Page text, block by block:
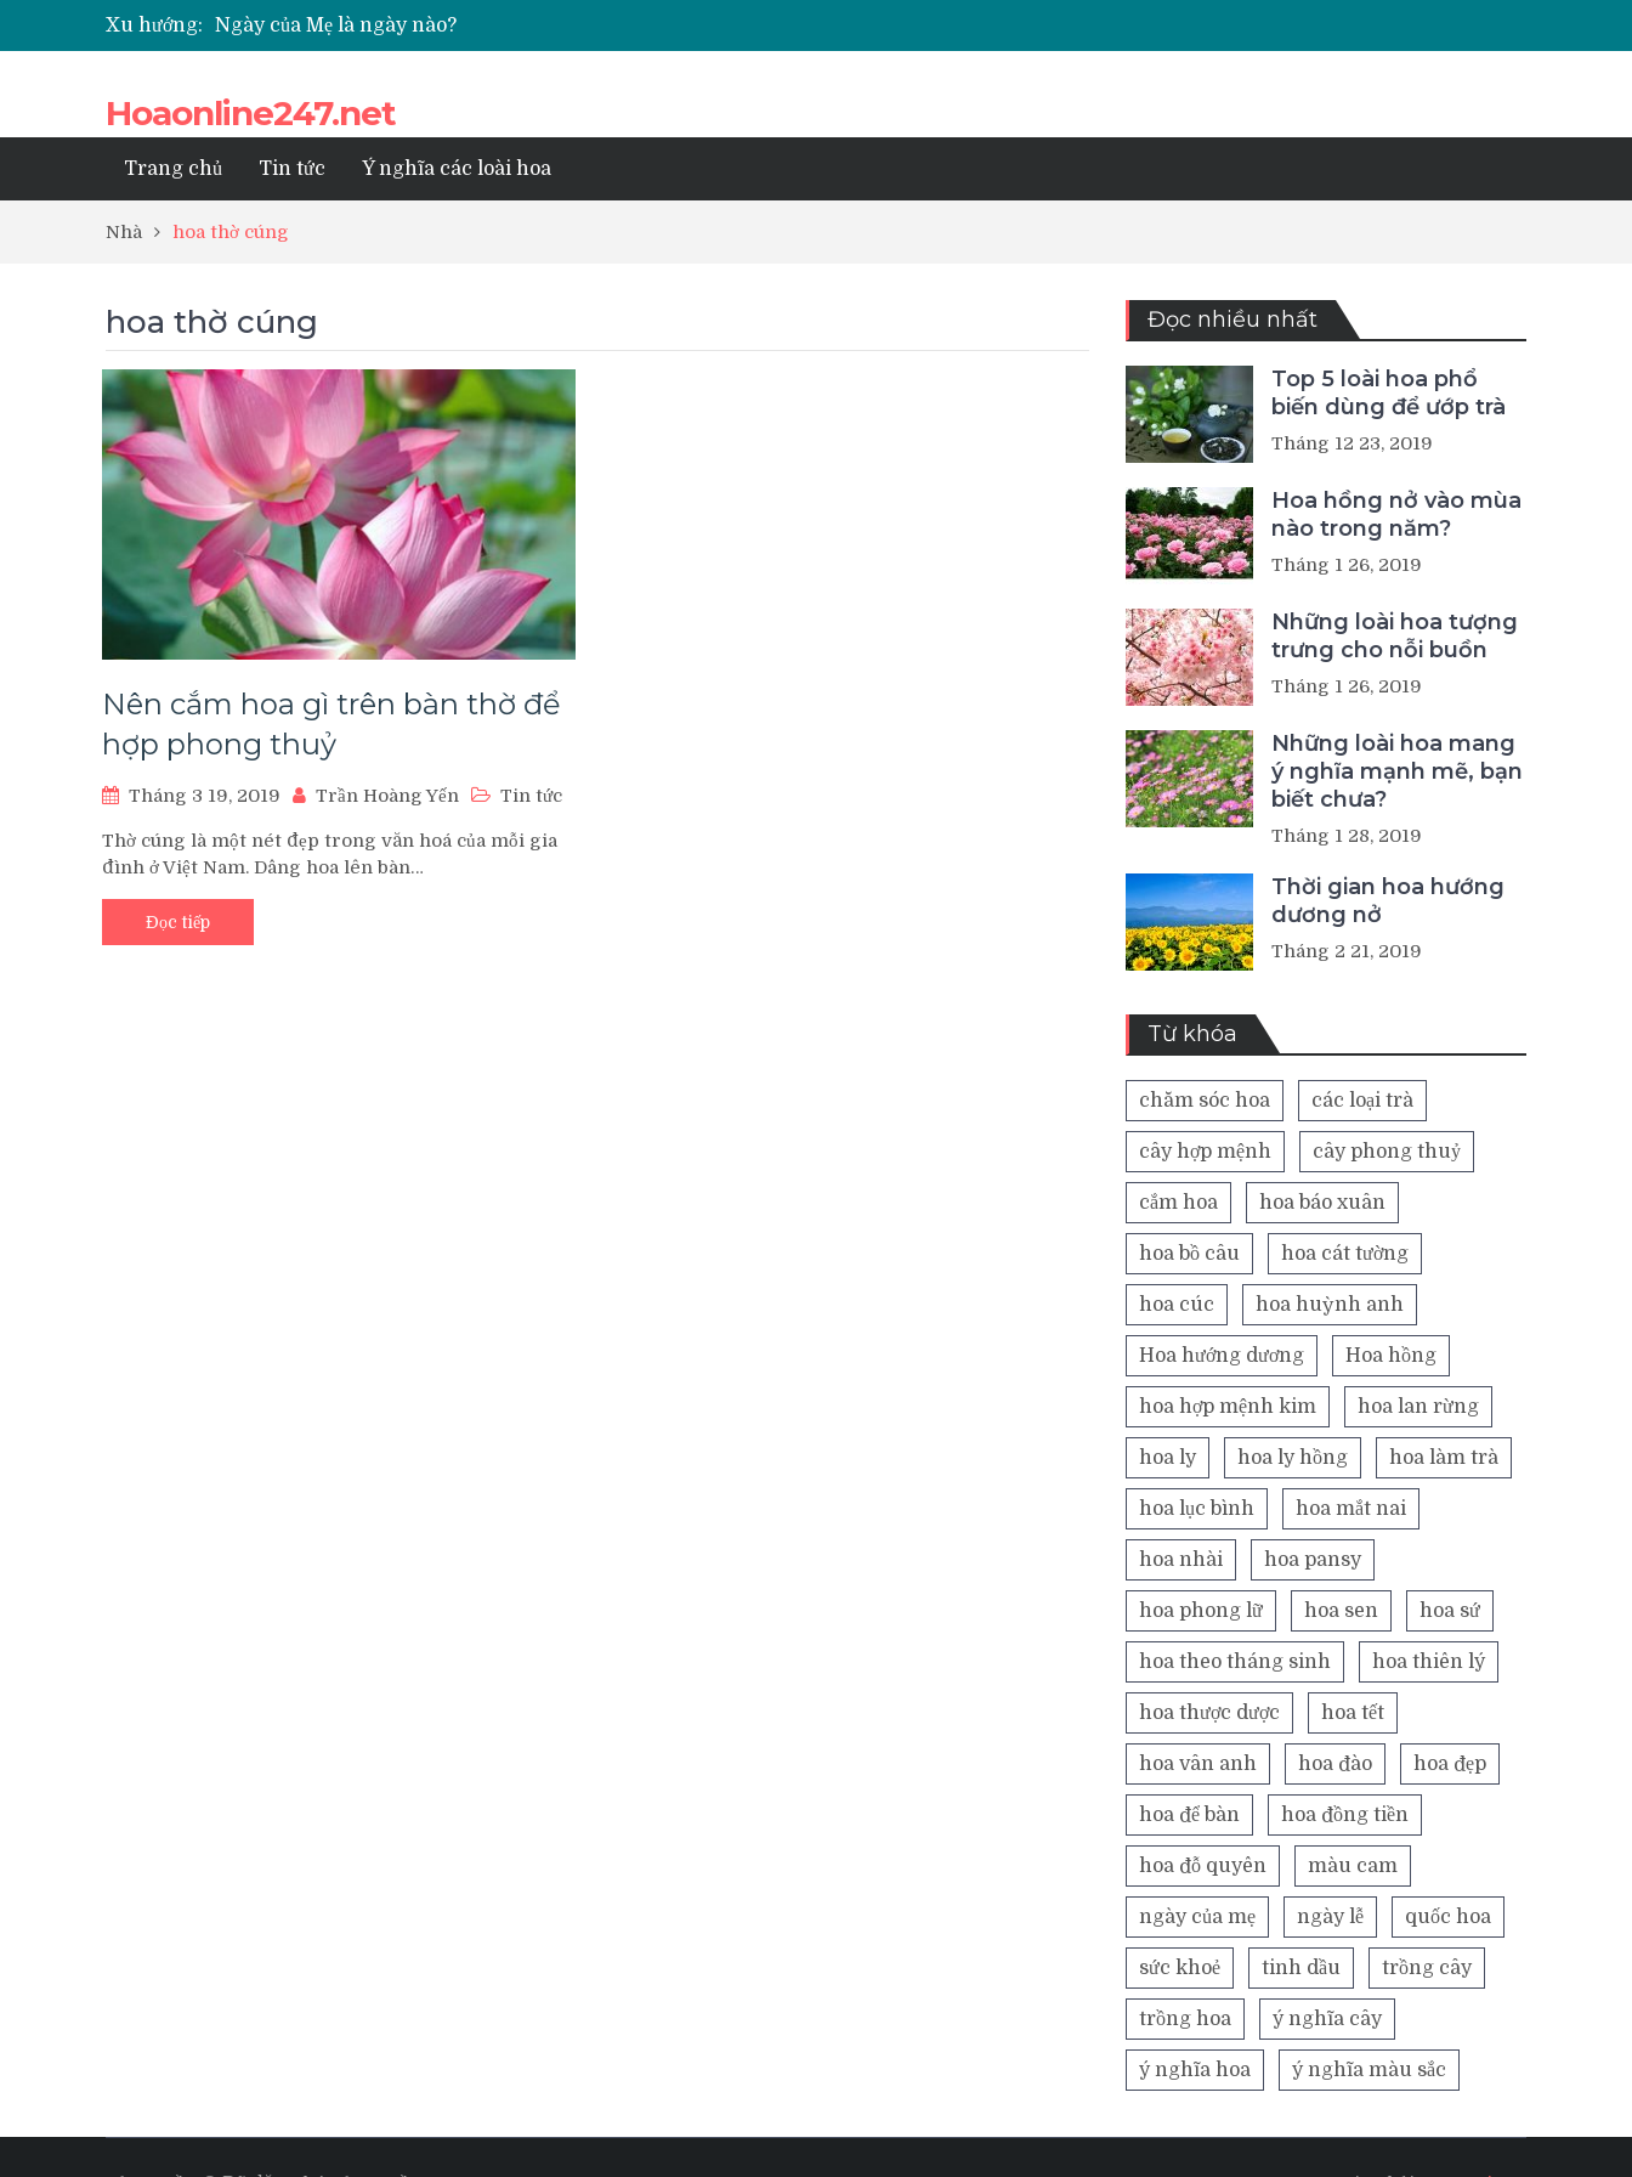
Xu hướng:
Ngày của Mẹ là ngày nào?
Các loại hoa cúc nhỏ được nhiều người yêu thích
Những loài hoa thể hiện sự cố gắng
Top 5 loài hoa phổ biến dùng để ướp trà
Hoaonline247.net
Trang chủ Tin tức Ý nghĩa các loài hoa
Nhà hoa thờ cúng
hoa thờ cúng
Nên cắm hoa gì trên bàn thờ để
hợp phong thuỷ
Tháng 3 19, 2019 Trần Hoàng Yến Tin tức
Thờ cúng là một nét đẹp trong văn hoá của mỗi gia
đình ở Việt Nam. Dâng hoa lên bàn…
Đọc tiếp
Đọc nhiều nhất
Top 5 loài hoa phổ
biến dùng để ướp trà
Tháng 12 23, 2019
Hoa hồng nở vào mùa
nào trong năm?
Tháng 1 26, 2019
Những loài hoa tượng
trưng cho nỗi buồn
Tháng 1 26, 2019
Những loài hoa mang
ý nghĩa mạnh mẽ, bạn
biết chưa?
Tháng 1 28, 2019
Thời gian hoa hướng
dương nở
Tháng 2 21, 2019
Từ khóa
chăm sóc hoa các loại trà
cây hợp mệnh cây phong thuỷ
cắm hoa hoa báo xuân
hoa bồ câu hoa cát tường
hoa cúc hoa huỳnh anh
Hoa hướng dương Hoa hồng
hoa hợp mệnh kim hoa lan rừng
hoa ly hoa ly hồng hoa làm trà
hoa lục bình hoa mắt nai
hoa nhài hoa pansy
hoa phong lữ hoa sen hoa sứ
hoa theo tháng sinh hoa thiên lý
hoa thược dược hoa tết
hoa vân anh hoa đào hoa đẹp
hoa để bàn hoa đồng tiền
hoa đỗ quyên màu cam
ngày của mẹ ngày lễ quốc hoa
sức khoẻ tinh dầu trồng cây
trồng hoa ý nghĩa cây
ý nghĩa hoa ý nghĩa màu sắc